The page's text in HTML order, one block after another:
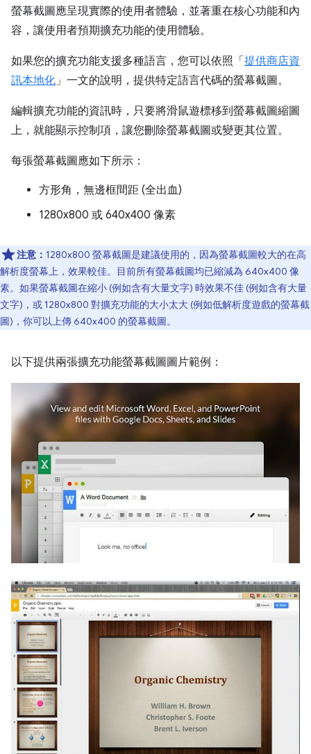
螢幕截圖應呈現實際的使用者體驗，並著重在核心功能和內
容，讓使用者預期擴充功能的使用體驗。
如果您的擴充功能支援多種語言，您可以依照「 提供商店資
訊本地化」一文的說明，提供特定語言代碼的螢幕截圖。
編輯擴充功能的資訊時，只要將滑鼠遊標移到螢幕截圖縮圖
上，就能顯示控制項，讓您刪除螢幕截圖或變更其位置。
每張螢幕截圖應如下所示：
方形角，無邊框間距 (全出血)
1280x800 或 640x400 像素
注意： 1280x800 螢幕截圖是建議使用的，因為螢幕截圖較大的在高
解析度螢幕上，效果較佳。目前所有螢幕截圖均已縮減為 640x400 像
素。如果螢幕截圖在縮小 (例如含有大量文字) 時效果不佳 (例如含有大量
文字)，或 1280x800 對擴充功能的大小太大 (例如低解析度遊戲的螢幕截
圖)，你可以上傳 640x400 的螢幕截圖。
以下提供兩張擴充功能螢幕截圖圖片範例：